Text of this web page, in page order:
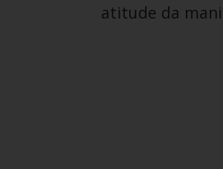
atitude da